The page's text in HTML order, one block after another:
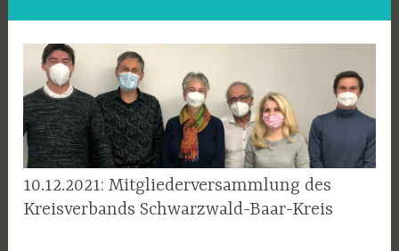
10.12.2021: Mitgliederversammlung des
Kreisverbands Schwarzwald-Baar-Kreis